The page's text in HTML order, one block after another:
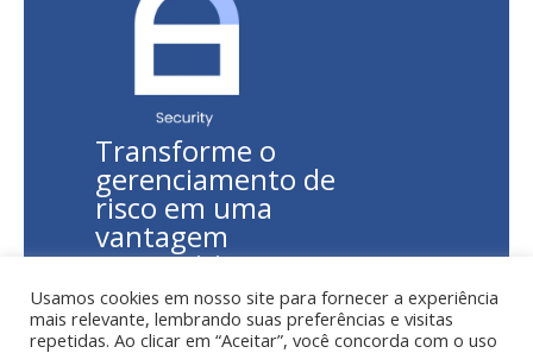
Transforme o
gerenciamento de
risco em uma
vantagem
competitiva.
Saiba
Mais
Usamos cookies em nosso site para fornecer a experiência
mais relevante, lembrando suas preferências e visitas
repetidas. Ao clicar em “Aceitar”, você concorda com o uso